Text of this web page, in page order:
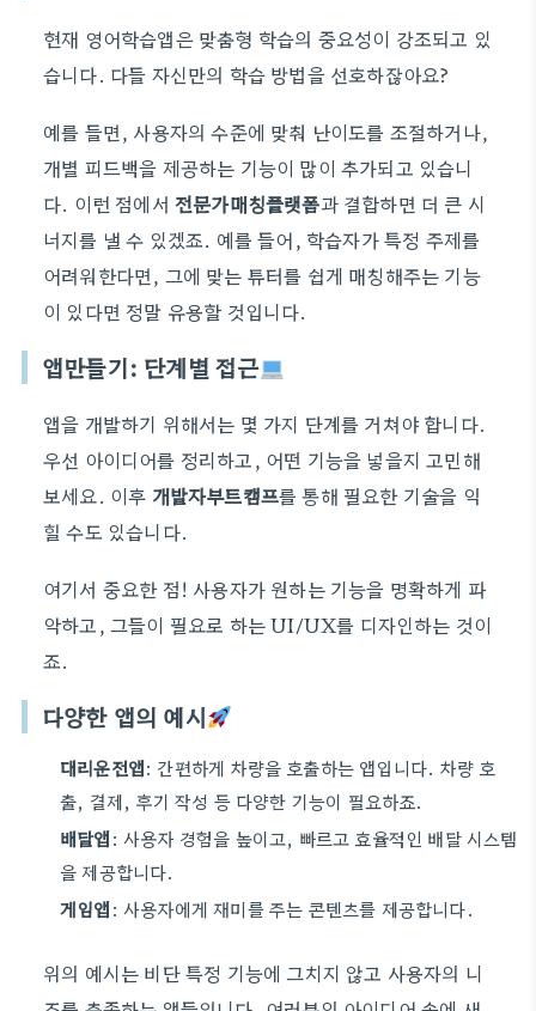
현재 영어학습앱은 맞춤형 학습의 중요성이 강조되고 있
습니다. 다들 자신만의 학습 방법을 선호하잖아요?
예를 들면, 사용자의 수준에 맞춰 난이도를 조절하거나,
개별 피드백을 제공하는 기능이 많이 추가되고 있습니
다. 이런 점에서 전문가매칭플랫폼과 결합하면 더 큰 시
너지를 낼 수 있겠죠. 예를 들어, 학습자가 특정 주제를
어려워한다면, 그에 맞는 튜터를 쉽게 매칭해주는 기능
이 있다면 정말 유용할 것입니다.
앱만들기: 단계별 접근
앱을 개발하기 위해서는 몇 가지 단계를 거쳐야 합니다.
우선 아이디어를 정리하고, 어떤 기능을 넣을지 고민해
보세요. 이후 개발자부트캠프를 통해 필요한 기술을 익
힐 수도 있습니다.
여기서 중요한 점! 사용자가 원하는 기능을 명확하게 파
악하고, 그들이 필요로 하는 UI/UX를 디자인하는 것이
죠.
다양한 앱의 예시
대리운전앱: 간편하게 차량을 호출하는 앱입니다. 차량 호
출, 결제, 후기 작성 등 다양한 기능이 필요하죠.
배달앱: 사용자 경험을 높이고, 빠르고 효율적인 배달 시스템
을 제공합니다.
게임앱: 사용자에게 재미를 주는 콘텐츠를 제공합니다.
위의 예시는 비단 특정 기능에 그치지 않고 사용자의 니